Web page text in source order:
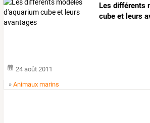
Les différents
cube et leurs
24 août 2011
»Animaux marins